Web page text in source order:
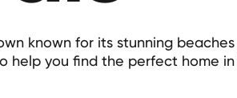
known for its stunning
help you find the perfect home